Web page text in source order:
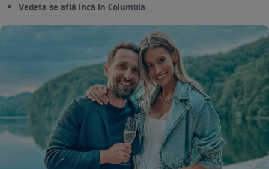
Vedeta se află încă în Columbia